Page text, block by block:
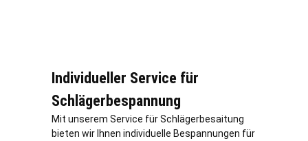
Individueller Service für
Schlägerbespannung
Mit unserem Service für Schlägerbesaitung
bieten wir Ihnen individuelle Bespannungen für